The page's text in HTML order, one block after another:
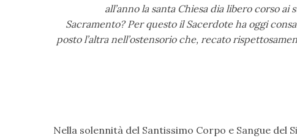
all’anno la santa Chiesa dia libero corso
Sacramento? Per questo il Sacerdote ha oggi
posto l’altra nell’ostensorio che, recato
Nella solennità del Santissimo Corpo e Sangue del